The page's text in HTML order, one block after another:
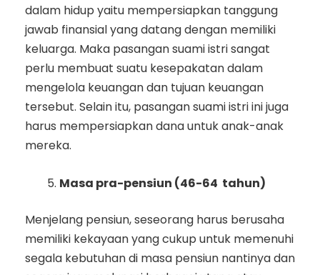
dalam hidup yaitu mempersiapkan tanggung
jawab finansial yang datang dengan memiliki
keluarga. Maka pasangan suami istri sangat
perlu membuat suatu kesepakatan dalam
mengelola keuangan dan tujuan keuangan
tersebut. Selain itu, pasangan suami istri ini juga
harus mempersiapkan dana untuk anak-anak
mereka.
Masa pra-pensiun (46-64 tahun)
Menjelang pensiun, seseorang harus berusaha
memiliki kekayaan yang cukup untuk memenuhi
segala kebutuhan di masa pensiun nantinya dan